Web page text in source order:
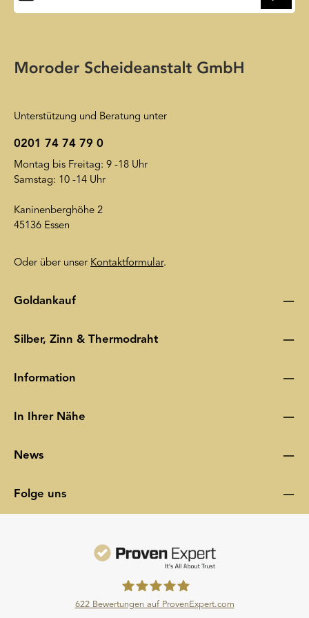
Datenschutzerklärung wird insoweit verwiesen.
Unterstützung und Beratung unter
0201 74 74 79 0
Montag bis Freitag: 9 -18 Uhr
Samstag: 10 -14 Uhr
Kaninenberghöhe 2
45136 Essen
Oder über unser Kontaktformular.
Goldankauf
Silber, Zinn & Thermodraht
Information
In Ihrer Nähe
News
Folge uns
622Bewertungen auf ProvenExpert.com